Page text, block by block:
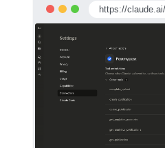
https://claude.ai/